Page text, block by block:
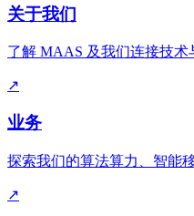
关于我们
了解 MAAS 及我们连接技术
↗
业务
探索我们的算法算力、智能
↗